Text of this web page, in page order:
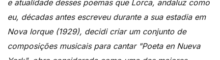
e atualidade desses poemas que Lorca, andaluz como
eu, décadas antes escreveu durante a sua estadia em
Nova Iorque (1929), decidi criar um conjunto de
composições musicais para cantar "Poeta en Nueva